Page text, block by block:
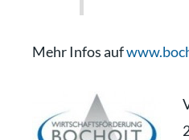
Mehr Infos auf